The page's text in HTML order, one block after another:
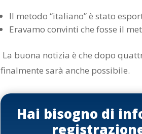
Il metodo “italiano” è stato
Eravamo convinti che fosse il
La buona notizia è che dopo
finalmente sarà anche possibile.
Hai bisogno di